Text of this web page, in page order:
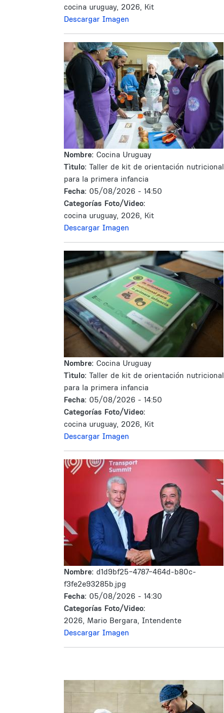
cocina uruguay, 2026, Kit
Descargar Imagen
Nombre: Cocina Uruguay
Tìtulo: Taller de kit de orientación nutricional
para la primera infancia
Fecha: 05/08/2026 - 14:50
Categorías Foto/Video:
cocina uruguay, 2026, Kit
Descargar Imagen
Nombre: Cocina Uruguay
Tìtulo: Taller de kit de orientación nutricional
para la primera infancia
Fecha: 05/08/2026 - 14:50
Categorías Foto/Video:
cocina uruguay, 2026, Kit
Descargar Imagen
Nombre: d1d9bf25-4787-464d-b80c-
f3fe2e93285b.jpg
Fecha: 05/08/2026 - 14:30
Categorías Foto/Video:
2026, Mario Bergara, Intendente
Descargar Imagen